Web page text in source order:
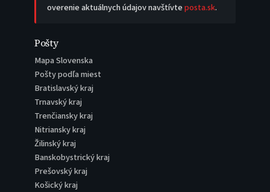
overenie aktuálnych údajov navštívteposta.sk.
Pošty
Mapa Slovenska
Pošty podľa miest
Bratislavský kraj
Trnavský kraj
Trenčiansky kraj
Nitriansky kraj
Žilinský kraj
Banskobystrický kraj
Prešovský kraj
Košický kraj